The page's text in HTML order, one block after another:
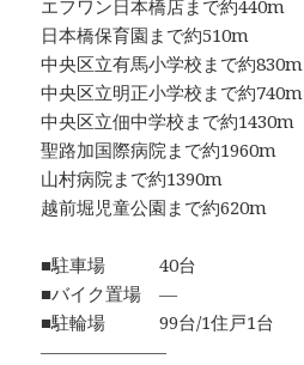
エフワン日本橋店まで約440m
日本橋保育園まで約510m
中央区立有馬小学校まで約830m
中央区立明正小学校まで約740m
中央区立佃中学校まで約1430m
聖路加国際病院まで約1960m
山村病院まで約1390m
越前堀児童公園まで約620m
■駐車場 40台
■バイク置場 ―
■駐輪場 99台/1住戸1台
―――――――